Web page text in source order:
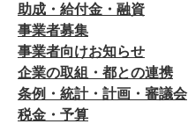
助成・給付金・融資
事業者募集
事業者向けお知らせ
企業の取組・都との連携
条例・統計・計画・審議会
税金・予算